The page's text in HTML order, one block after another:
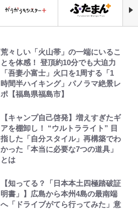
荒々しい「火山帯」の一端にいるこ
とを体感！ 登頂約10分でも大迫力
「吾妻小富士」火口を1周する「1
時間半ハイキング」パノラマ絶景レ
ポ【福島県福島市】
【キャンプ自己啓発】増えすぎたギ
アを棚卸し！ “ウルトラライト” 目
指した「自分スタイル」再構築でわ
かった「本当に必要な7つの道具」
とは
【知ってる？「日本本土四極踏破証
明書」】広島から本州4島の最南端
へ「ドライブがてら行ってみた」意
公式-ヒロインが来る前に妊娠しま
した~詰んだはずの悪役令嬢です
が、どうやら違うようです~ 第1話
公式-おっさん底辺治癒士と愛娘の
覚醒して、英雄へ成り上がる~ 第82
話(1)
公式-聖女じゃないと追放されたの
で、もふもふ従者(聖獣)とおにぎり
「自分の絵ごと、このジャンルはそ
ろそろ終わりかな」江口寿史が炎上
を経て樋口毅宏に語ったこと
映画『ちいかわ』入場者特典「第２
テムに称賛続々「豪華すぎる！」
1万円超えも「納得のクオリティ」
『この素晴らしい世界に祝福を！』
10万針以上の密度で再現された“め
も感動
千葉雄大、ほっそりイケメン近影に
「顔パンパンだったのに」反響 視
聴者が想った激変の納得理由
村上佳菜子、“遠距離結婚”の夫と
「愛が足りない」不満を漏らしてい
た過去も
黒木啓司が妻・宮崎麗果にDV報
道、逮捕前にインスタに起きてい
投稿
｢なんじゃこりゃあああ！｣本田圭
佑の古巣ミラン、漆黒×蛍光レッド
の超絶クールな新サードユニに世界
が熱狂｢サードなのにズルい｣｢こり
ゃかっけえわ｣
｢知念さんを煽ってたのと同じ
人？｣鹿島・鈴木優磨、大逆転勝利
後の“超・優等生インタビュー”が
話題！｢試合中とのギャップw｣｢礼
儀正しいイケメンやな」
浦和と千葉の首をかしげる主力放
出、柏リカルドの下で新加入2人が
化ける！Jリーグに必要な外国人選
えびめしの流儀
でっかい男になりたいゾ
浅草は日本の心だゾ
錦織一清の写真集はなぜ私服なの
か…高級ブランドをやめ等身大の自
分を表現する現在「ちゃんとおじい
ちゃんに」
が明かす夫・片岡愛之助との関係
性…互いに一番のお客さんで刺激を
もらう存在
藤原紀香が23年間続けるボランテ
との声も跳ね返す“誰かの役に立ち
たい”という思い
空の轍と大地の雲と 第1回
第3回 出版までの道のり・その2
レビュー『仮面家族』悠木シュン・
著